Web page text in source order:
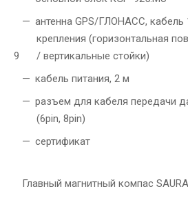
9
антенна GPS/ГЛОНАСС, кабель
крепления (горизонтальная
/ вертикальные стойки)
кабель питания, 2 м
разъем для кабеля передачи
(6pin, 8pin)
сертификат
Главный магнитный компас